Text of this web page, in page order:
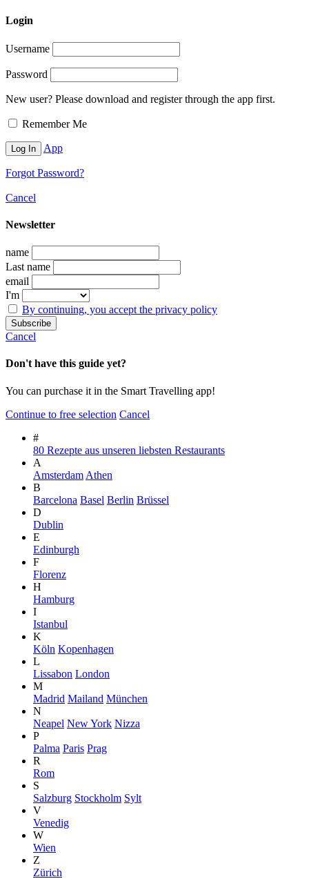
Login
Username
Password
New user? Please download and register through the app first.
Remember Me
App
Forgot Password?
Cancel
Newsletter
name
Last name
email
I'm
By continuing, you accept the privacy policy
Cancel
Don't have this guide yet?
You can purchase it in the Smart Travelling app!
Continue to free selection Cancel
#
80 Rezepte aus unseren liebsten Restaurants
A
Amsterdam Athen
B
Barcelona Basel Berlin Brüssel
D
Dublin
E
Edinburgh
F
Florenz
H
Hamburg
I
Istanbul
K
Köln Kopenhagen
L
Lissabon London
M
Madrid Mailand München
N
Neapel New York Nizza
P
Palma Paris Prag
R
Rom
S
Salzburg Stockholm Sylt
V
Venedig
W
Wien
Z
Zürich